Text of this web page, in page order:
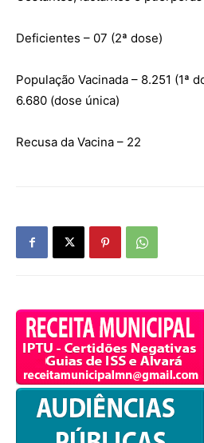
Deficientes – 07 (2ª dose)
População Vacinada – 8.251 (1ª
6.680 (dose única)
Recusa da Vacina – 22